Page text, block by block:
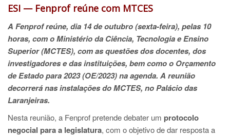
ESI — Fenprof reúne com MTCES
A Fenprof reúne, dia 14 de outubro (sexta-feira), pelas 10
horas, com o Ministério da Ciência, Tecnologia e Ensino
Superior (MCTES), com as questões dos docentes, dos
investigadores e das instituições, bem como o Orçamento
de Estado para 2023 (OE/2023) na agenda. A reunião
decorrerá nas instalações do MCTES, no Palácio das
Laranjeiras.
Nesta reunião, a Fenprof pretende debater um protocolo
negocial para a legislatura, com o objetivo de dar resposta a